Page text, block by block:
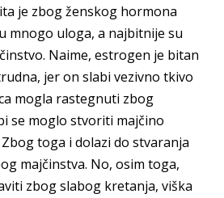
je zbog ženskog hormona
mnogo uloga, a najbitnije su
Naime, estrogen je bitan
jer on slabi vezivno tkivo
mogla rastegnuti zbog
se moglo stvoriti majčino
toga i dolazi do stvaranja
majčinstva. No, osim toga,
zbog slabog kretanja, viška